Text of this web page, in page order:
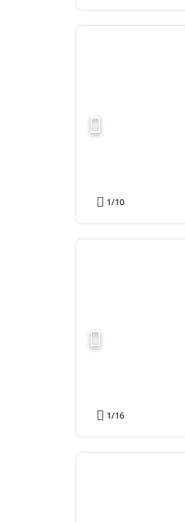
1/10
1/16